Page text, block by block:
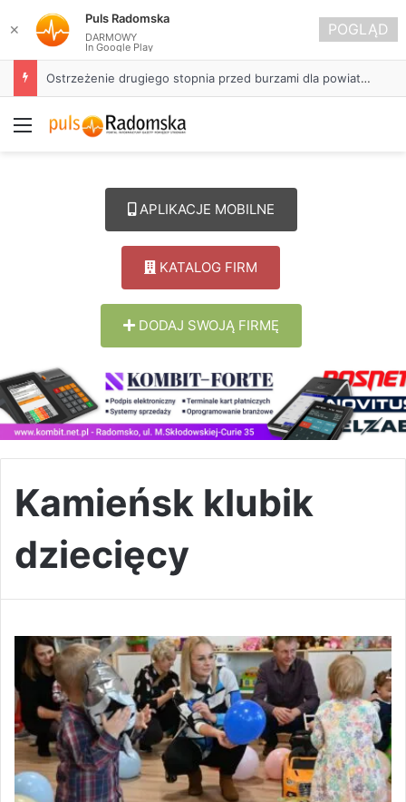
Ostrzeżenie drugiego stopnia przed burzami dla powiatu radomszczańskiego
Menu
APLIKACJE MOBILNE
KATALOG FIRM
DODAJ SWOJĄ FIRMĘ
Kamieńsk klubik
dziecięcy
✕
Puls Radomska
DARMOWY
In Google Play
POGLĄD